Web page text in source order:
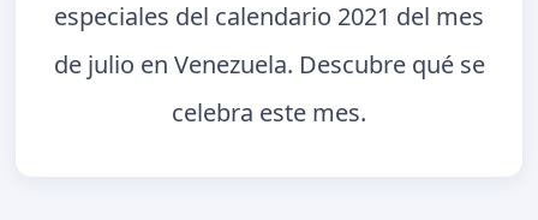
especiales del calendario 2021 del mes
de julio en Venezuela. Descubre qué se
celebra este mes.